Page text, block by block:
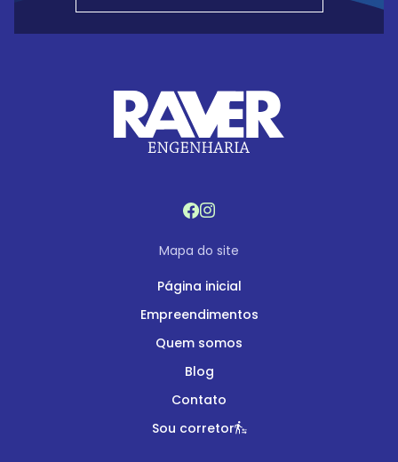
Mapa do site
Página inicial
Empreendimentos
Quem somos
Blog
Contato
Sou corretor